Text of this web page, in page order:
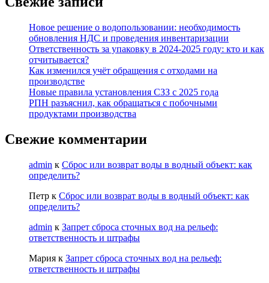
Новое решение о водопользовании: необходимость
обновления НДС и проведения инвентаризации
Ответственность за упаковку в 2024-2025 году: кто и как
отчитывается?
Как изменился учёт обращения с отходами на
производстве
Новые правила установления СЗЗ с 2025 года
РПН разъяснил, как обращаться с побочными
продуктами производства
Свежие комментарии
admin к Сброс или возврат воды в водный объект: как
определить?
Петр к Сброс или возврат воды в водный объект: как
определить?
admin к Запрет сброса сточных вод на рельеф:
ответственность и штрафы
Мария к Запрет сброса сточных вод на рельеф:
ответственность и штрафы